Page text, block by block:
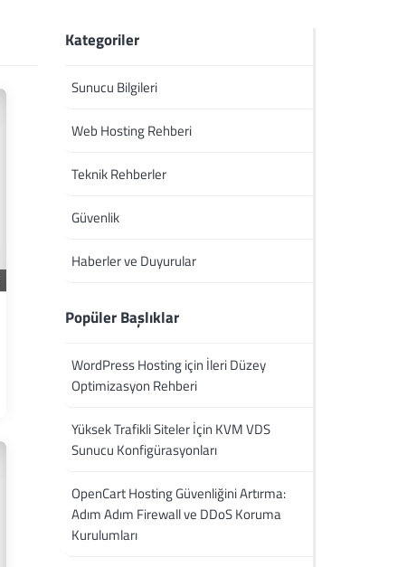
Kategoriler
Sunucu Bilgileri
Web Hosting Rehberi
Teknik Rehberler
Güvenlik
Haberler ve Duyurular
Popüler Başlıklar
WordPress Hosting için İleri Düzey
Optimizasyon Rehberi
Yüksek Trafikli Siteler İçin KVM VDS
Sunucu Konfigürasyonları
OpenCart Hosting Güvenliğini Artırma:
Adım Adım Firewall ve DDoS Koruma
Kurulumları